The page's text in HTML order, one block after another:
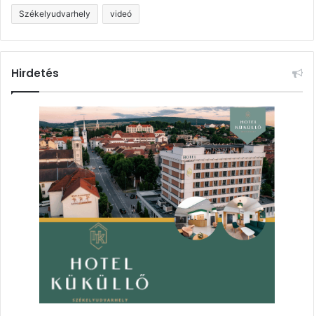
Székelyudvarhely videó
Hirdetés